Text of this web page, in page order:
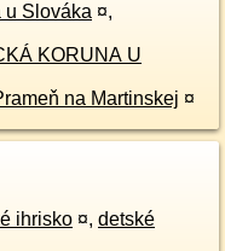
u Slováka ¤,
KORUNA U
na Martinskej ¤
ihrisko ¤, detské